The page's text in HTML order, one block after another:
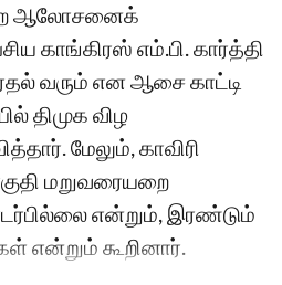
ஆலோசனைக்
காங்கிரஸ் எம்.பி. கார்த்தி
வரும் என ஆசை காட்டி
திமுக விழ
மேலும், காவிரி
மறுவரையறை
என்றும், இரண்டும்
என்றும் கூறினார்.